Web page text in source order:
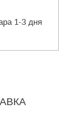
1-3 дня